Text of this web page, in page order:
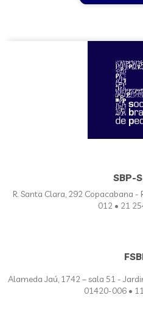
SBP-
R. Santa Clara, 292 Copacabana -
012 • 21
Alameda Jaú, 1742 – sala 51 -
01420-006 •